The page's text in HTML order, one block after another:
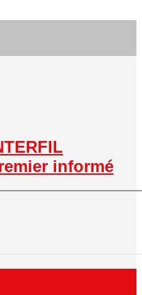
informé